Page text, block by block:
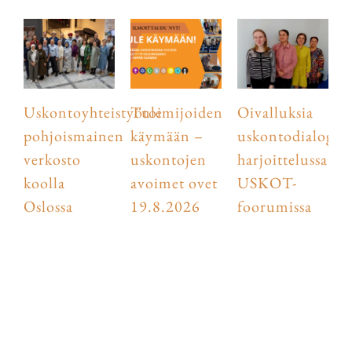
Uskontoyhteistyötoimijoiden
pohjoismainen
verkosto
koolla
Oslossa
Tule
käymään –
uskontojen
avoimet ovet
19.8.2026
Oivalluksia
harjoittelussa
USKOT-
foorumissa